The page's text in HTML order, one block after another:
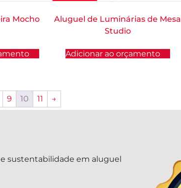
Mocho
Aluguel de Luminárias de Mesa
Studio
Adicionar ao orçamento
9 10 11 →
sustentabilidade em aluguel